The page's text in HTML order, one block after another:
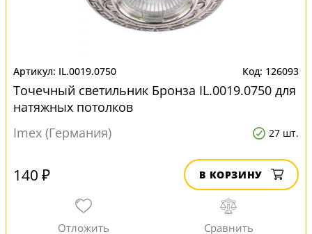
IL.0019.0750 126093
Точечный светильник Бронза IL.0019.0750 для
натяжных потолков
Imex (Германия)
27 шт.
140 ₽ В КОРЗИНУ